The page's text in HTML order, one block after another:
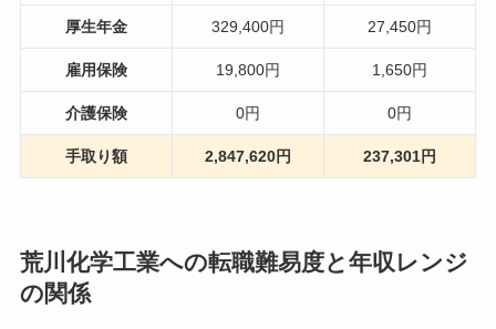
厚生年金 329,400円 27,450円
雇用保険 19,800円 1,650円
介護保険 0円 0円
手取り額 2,847,620円 237,301円
荒川化学工業への転職難易度と年収レンジ
の関係